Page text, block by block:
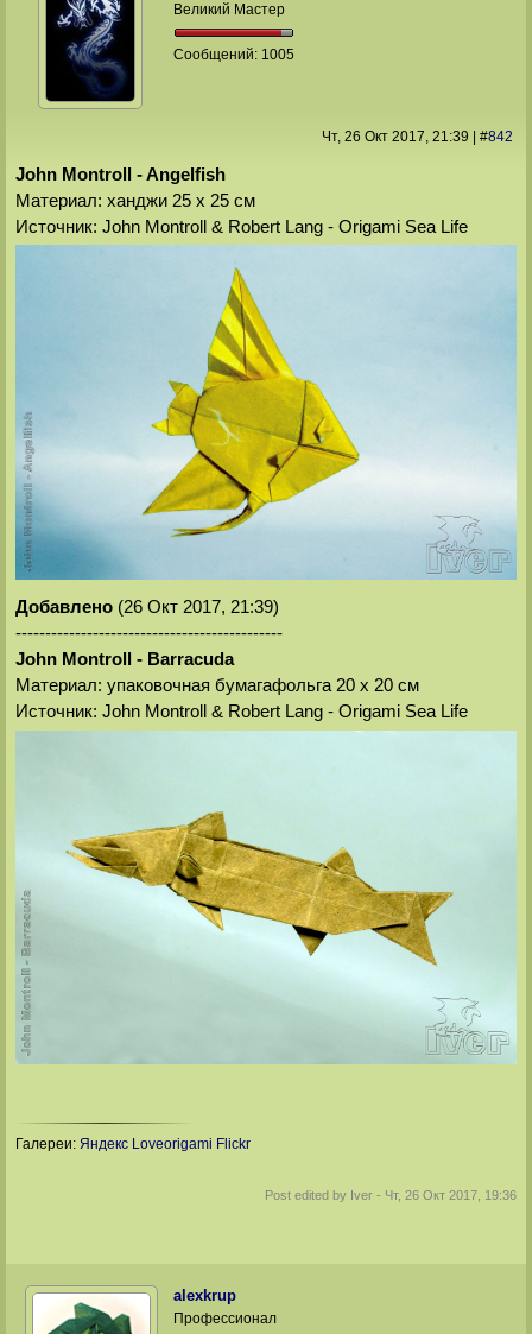
Великий Мастер
Сообщений: 1005
Чт, 26 Окт 2017, 21:39 #842
John Montroll - Angelfish
Материал: ханджи 25 х 25 см
Источник: John Montroll & Robert Lang - Origami Sea Life
Добавлено(26 Окт 2017, 21:39)
---------------------------------------------
John Montroll - Barracuda
Материал: упаковочная бумагафольга 20 х 20 см
Источник: John Montroll & Robert Lang - Origami Sea Life
Галереи: Яндекс Loveorigami Flickr
Post edited by Iver - Чт, 26 Окт 2017, 19:36
alexkrup
Профессионал